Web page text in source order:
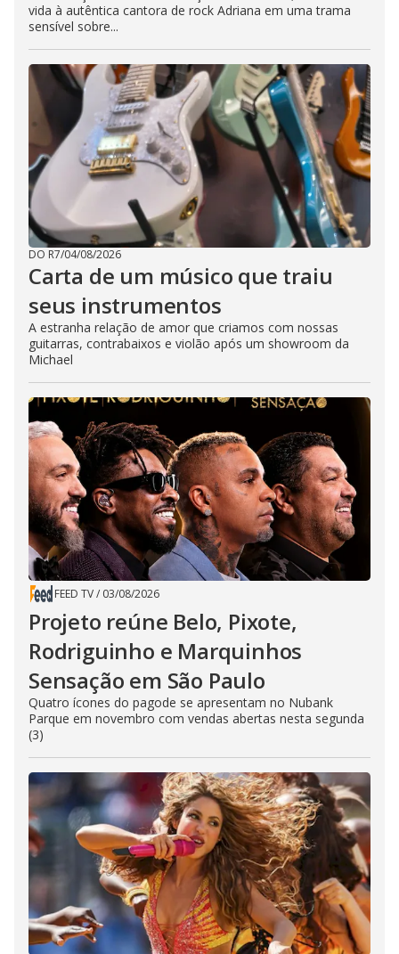
vida à autêntica cantora de rock Adriana em uma trama
sensível sobre...
DO R7/04/08/2026
Carta de um músico que traiu
seus instrumentos
A estranha relação de amor que criamos com nossas
guitarras, contrabaixos e violão após um showroom da
Michael
FEED TV/ 03/08/2026
Projeto reúne Belo, Pixote,
Rodriguinho e Marquinhos
Sensação em São Paulo
Quatro ícones do pagode se apresentam no Nubank
Parque em novembro com vendas abertas nesta segunda
(3)